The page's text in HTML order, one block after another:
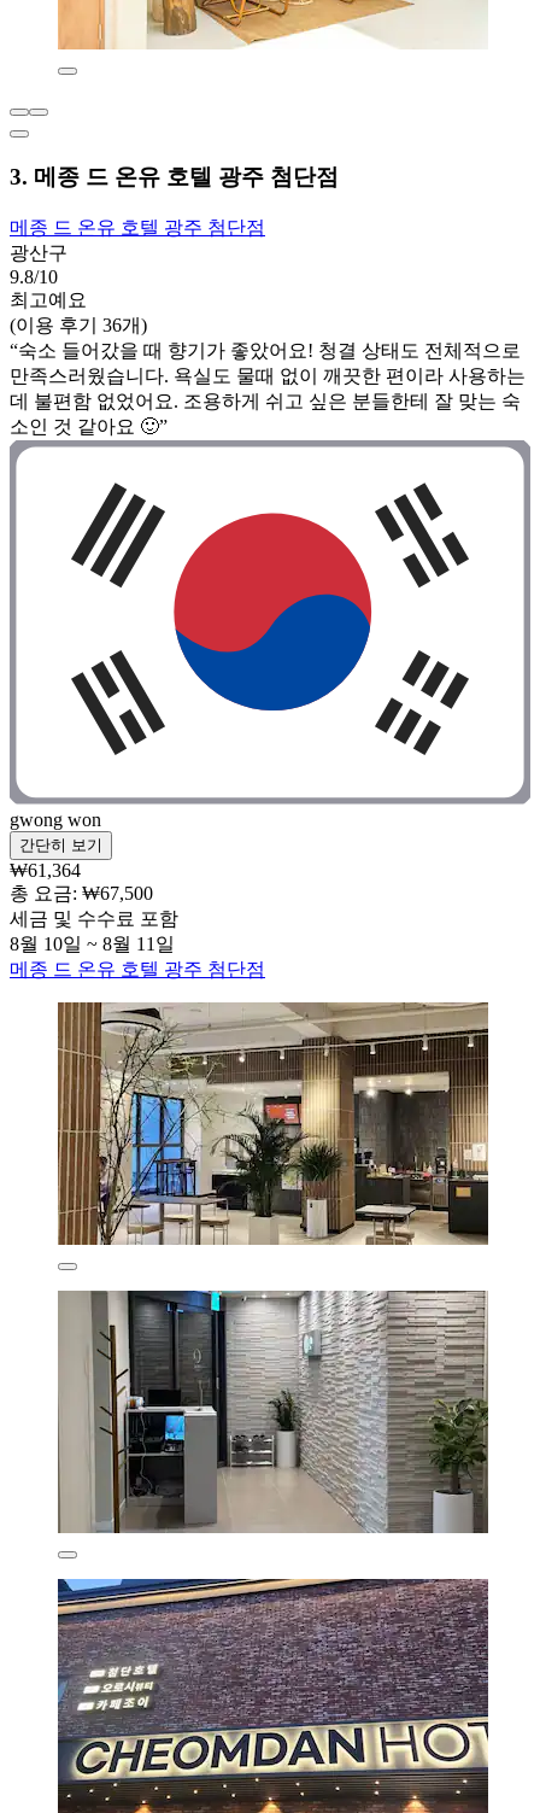
3. 메종 드 온유 호텔 광주 첨단점
메종 드 온유 호텔 광주 첨단점
광산구
9.8/10
최고예요
(이용 후기 36개)
“숙소 들어갔을 때 향기가 좋았어요! 청결 상태도 전체적으로
만족스러웠습니다. 욕실도 물때 없이 깨끗한 편이라 사용하는
데 불편함 없었어요. 조용하게 쉬고 싶은 분들한테 잘 맞는 숙
소인 것 같아요 🙂”
gwong won
간단히 보기
₩61,364
총 요금: ₩67,500
세금 및 수수료 포함
8월 10일 ~ 8월 11일
메종 드 온유 호텔 광주 첨단점